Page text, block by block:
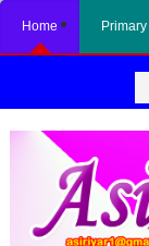
Home Primary